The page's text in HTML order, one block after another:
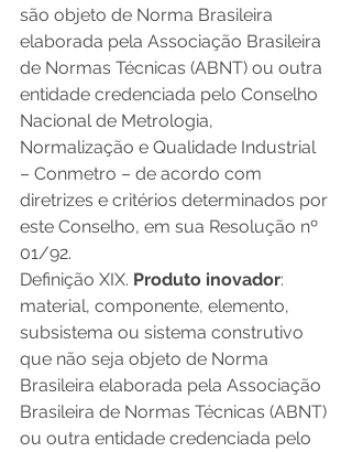
são objeto de Norma Brasileira
elaborada pela Associação Brasileira
de Normas Técnicas (ABNT) ou outra
entidade credenciada pelo Conselho
Nacional de Metrologia,
Normalização e Qualidade Industrial
– Conmetro – de acordo com
diretrizes e critérios determinados por
este Conselho, em sua Resolução nº
01/92.
Definição XIX. Produto inovador:
material, componente, elemento,
subsistema ou sistema construtivo
que não seja objeto de Norma
Brasileira elaborada pela Associação
Brasileira de Normas Técnicas (ABNT)
ou outra entidade credenciada pelo